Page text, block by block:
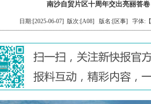
南沙自贸片区十周年交出亮丽答卷
日期:[2025-06-07] 版次:[A08] 版名:[区事] 字体:【